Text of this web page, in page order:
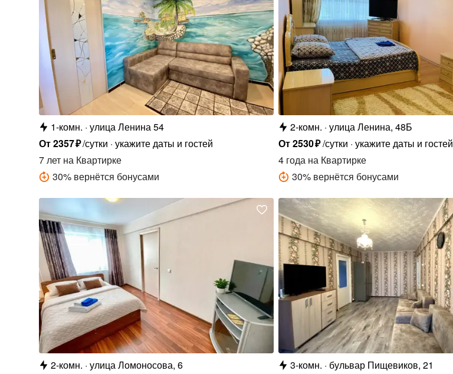
1-комн. улица Ленина 54
От2357₽/сутки укажите даты и гостей
7 летна Квартирке
30% вернётся бонусами
2-комн. улица Ленина, 48Б
От2530₽/сутки укажите даты и гостей
4 года на Квартирке
30% вернётся бонусами
2-комн. улица Ломоносова, 6
3-комн.
бульвар Пищевиков, 21